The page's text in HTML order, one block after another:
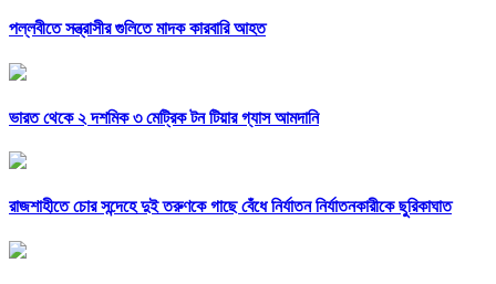
পল্লবীতে সন্ত্রাসীর গুলিতে মাদক কারবারি আহত
ভারত থেকে ২ দশমিক ৩ মেট্রিক টন টিয়ার গ্যাস আমদানি
রাজশাহীতে চোর সন্দেহে দুই তরুণকে গাছে বেঁধে নির্যাতন নির্যাতনকারীকে ছুরিকাঘাত